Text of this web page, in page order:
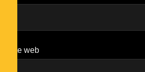
Site web